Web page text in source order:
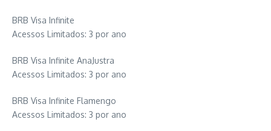
BRB Visa Infinite
Acessos Limitados: 3 por ano
BRB Visa Infinite AnaJustra
Acessos Limitados: 3 por ano
BRB Visa Infinite Flamengo
Acessos Limitados: 3 por ano